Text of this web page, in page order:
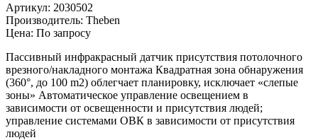
Артикул: 2030502
Производитель: Theben
Цена: По запросу
Пассивный инфракрасный датчик присутствия потолочного
врезного/накладного монтажа Квадратная зона обнаружения
(360°, до 100 m2) облегчает планировку, исключает «слепые
зоны» Автоматическое управление освещением в
зависимости от освещенности и присутствия людей;
управление системами ОВК в зависимости от присутствия
людей